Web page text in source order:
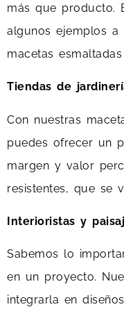
más que producto.
algunos ejemplos a
macetas
Tiendas de
Con nuestras
puedes ofrecer un
margen y valor
resistentes, que se
Interioristas y
Sabemos lo
en un proyecto.
integrarla en